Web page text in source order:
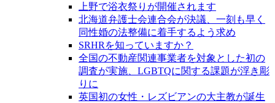
上野で浴衣祭りが開催されます
北海道弁護士会連合会が決議、一刻も早く
同性婚の法整備に着手するよう求め
SRHRを知っていますか？
全国の不動産関連事業者を対象とした初の
調査が実施、LGBTQに関する課題が浮き彫
りに
英国初の女性・レズビアンの大主教が誕生